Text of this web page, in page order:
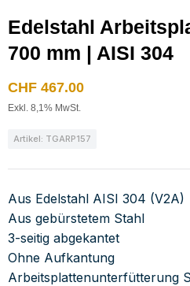
Edelstahl
700 mm | AISI 304
CHF 467.00
Exkl. 8,1% MwSt.
Artikel: TGARP157
Aus Edelstahl AISI 304 (V2A)
Aus gebürstetem Stahl
3-seitig abgekantet
Ohne Aufkantung
Arbeitsplattenunterfütterung